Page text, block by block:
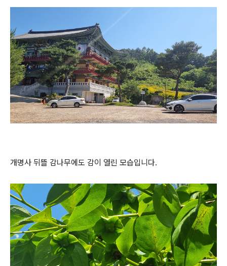
개명사 뒤뜰 감나무에도 감이 열린 모습입니다.